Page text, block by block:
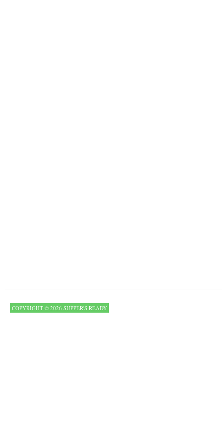
COPYRIGHT © 2026 SUPPER'S READY